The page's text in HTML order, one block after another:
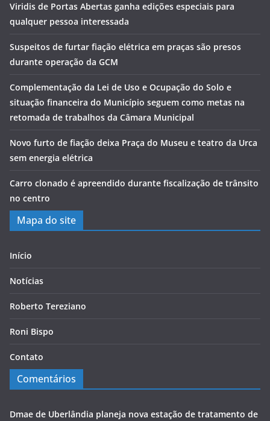
Viridis de Portas Abertas ganha edições especiais para
qualquer pessoa interessada
Suspeitos de furtar fiação elétrica em praças são presos
durante operação da GCM
Complementação da Lei de Uso e Ocupação do Solo e
situação financeira do Município seguem como metas na
retomada de trabalhos da Câmara Municipal
Novo furto de fiação deixa Praça do Museu e teatro da Urca
sem energia elétrica
Carro clonado é apreendido durante fiscalização de trânsito
no centro
Mapa do site
Início
Notícias
Roberto Tereziano
Roni Bispo
Contato
Comentários
Dmae de Uberlândia planeja nova estação de tratamento de